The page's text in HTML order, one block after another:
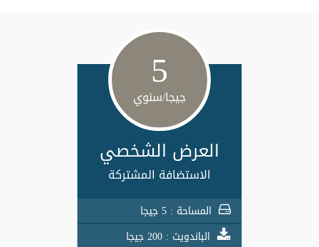
5
جيجا/سنوي
العرض الشخصي
الاستضافة المشتركة
المساحة : 5 جيجا
الباندويث : 200 جيجا